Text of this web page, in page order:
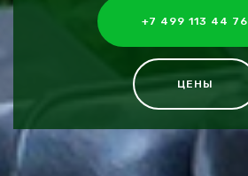
+7 499 113 44 76
ЦЕНЫ